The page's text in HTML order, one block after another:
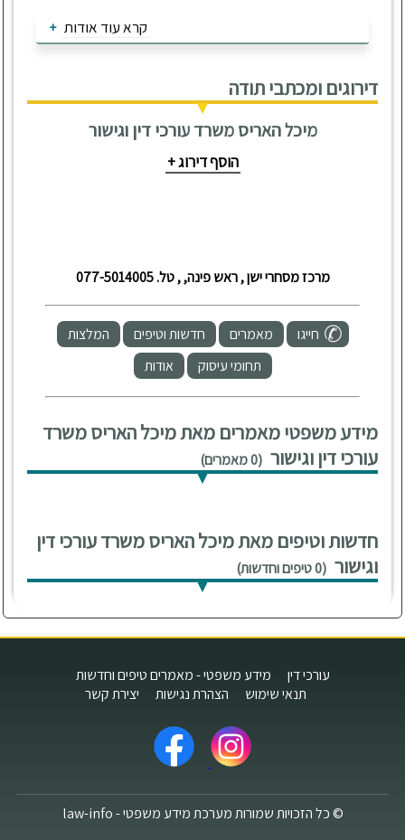
קרא עוד אודות
דירוגים ומכתבי תודה
מיכל האריס משרד עורכי דין וגישור
הוסף דירוג +
מרכז מסחרי ישן , ראש פינה, , טל. 077-5014005
חייגו מאמרים חדשות וטיפים
המלצות
תחומי עיסוק
אודות
מידע משפטי מאמרים מאת מיכל האריס משרד
עורכי דין וגישור (0 מאמרים)
חדשות וטיפים מאת מיכל האריס משרד עורכי דין
וגישור (0 טיפים וחדשות)
עורכי דין
מידע משפטי - מאמרים טיפים וחדשות
תנאי שימוש
הצהרת נגישות יצירת קשר
© כל הזכויות שמורות מערכת מידע משפטי - law-info